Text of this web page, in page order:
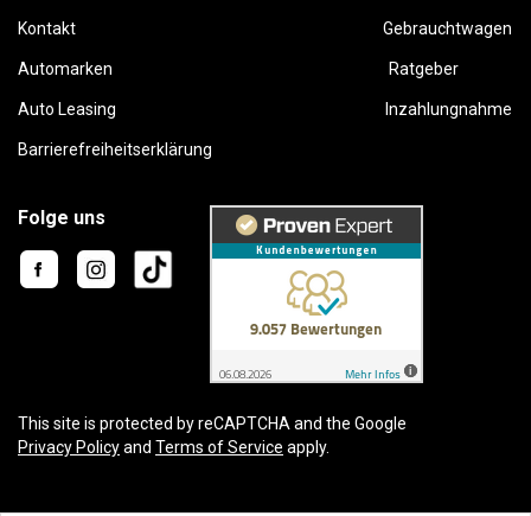
Kontakt Gebrauchtwagen
Automarken Ratgeber
Auto Leasing Inzahlungnahme
Barrierefreiheitserklärung
Folge uns
This site is protected by reCAPTCHA and the Google
Privacy Policyand Terms of Service apply.